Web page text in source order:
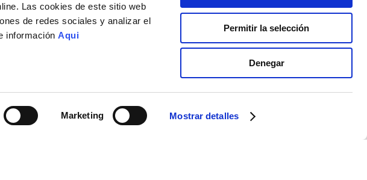
Las cookies de este sitio web
de redes sociales y analizar el
informaciónAqui
Marketing Mostrar detalles
Permitir la selección
Denegar